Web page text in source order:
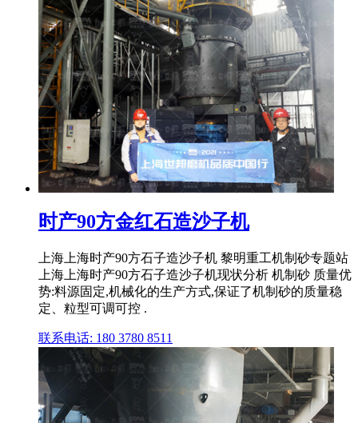
时产90方金红石造沙子机
上海上海时产90方石子造沙子机 黎明重工机制砂专题站
上海上海时产90方石子造沙子机现状分析 机制砂 质量优
势:料源固定,机械化的生产方式,保证了机制砂的质量稳
定、粒型可调可控 .
联系电话: 180 3780 8511